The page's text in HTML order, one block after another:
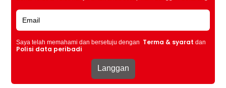
Saya telah memahami dan bersetuju dengan Terma & syarat dan
Polisi data peribadi